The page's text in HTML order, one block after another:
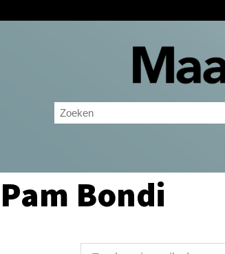
Pam Bondi